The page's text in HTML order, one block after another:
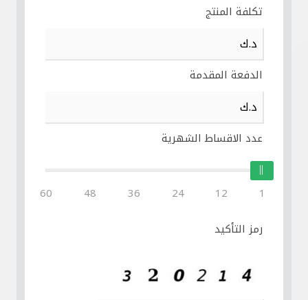
مملكة البحرين
تكلفة المنتج
الدفعة المقدمة
عدد الاقساط الشهرية
1
12
24
36
48
60
رمز التأكيد